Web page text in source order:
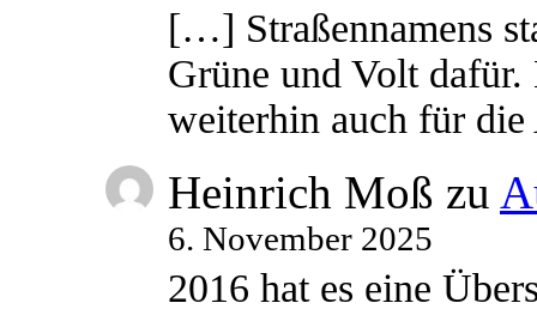
[…] Straßennamens
Grüne und Volt
weiterhin auch für
Heinrich Moß zu
6. November 2025
2016 hat es eine